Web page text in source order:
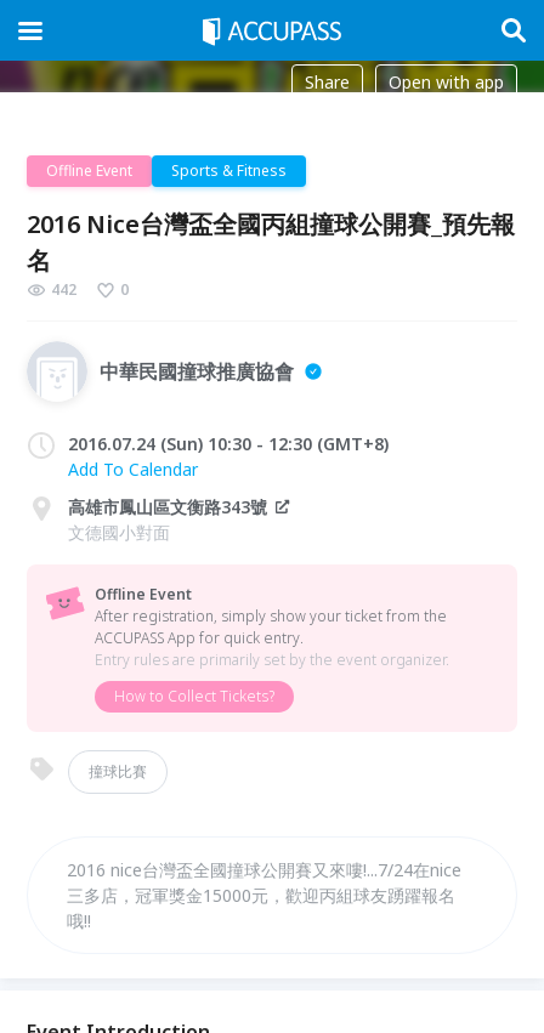
Share Open with app
Offline Event Sports & Fitness
2016 Nice台灣盃全國丙組撞球公開賽_預先報
名
442 0
中華民國撞球推廣協會
2016.07.24 (Sun) 10:30 - 12:30 (GMT+8)
Add To Calendar
高雄市鳳山區文衡路343號
文德國小對面
Offline Event
After registration, simply show your ticket from the
ACCUPASS App for quick entry.
Entry rules are primarily set by the event organizer.
How to Collect Tickets?
撞球比賽
2016 nice台灣盃全國撞球公開賽又來嘍!...7/24在nice
三多店，冠軍獎金15000元，歡迎丙組球友踴躍報名
哦!!